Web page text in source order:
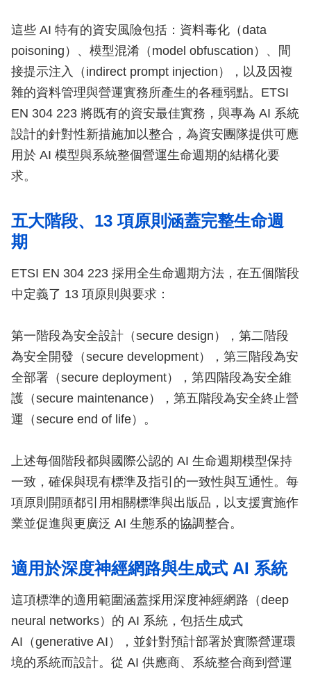
這些 AI 特有的資安風險包括：資料毒化（data
poisoning）、模型混淆（model obfuscation）、間
接提示注入（indirect prompt injection），以及因複
雜的資料管理與營運實務所產生的各種弱點。ETSI
EN 304 223 將既有的資安最佳實務，與專為 AI 系統
設計的針對性新措施加以整合，為資安團隊提供可應
用於 AI 模型與系統整個營運生命週期的結構化要
求。
五大階段、13 項原則涵蓋完整生命週
期
ETSI EN 304 223 採用全生命週期方法，在五個階段
中定義了 13 項原則與要求：
第一階段為安全設計（secure design），第二階段
為安全開發（secure development），第三階段為安
全部署（secure deployment），第四階段為安全維
護（secure maintenance），第五階段為安全終止營
運（secure end of life）。
上述每個階段都與國際公認的 AI 生命週期模型保持
一致，確保與現有標準及指引的一致性與互通性。每
項原則開頭都引用相關標準與出版品，以支援實施作
業並促進與更廣泛 AI 生態系的協調整合。
適用於深度神經網路與生成式 AI 系統
這項標準的適用範圍涵蓋採用深度神經網路（deep
neural networks）的 AI 系統，包括生成式
AI（generative AI），並針對預計部署於實際營運環
境的系統而設計。從 AI 供應商、系統整合商到營運